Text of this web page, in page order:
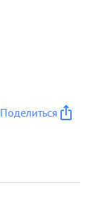
Поделиться